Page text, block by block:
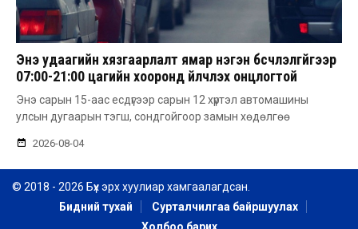
Энэ удаагийн хязгаарлалт ямар нэгэн бүсчлэлгүйгээр
07:00-21:00 цагийн хооронд үйлчлэх онцлогтой
Энэ сарын 15-аас есдүгээр сарын 12 хүртэл автомашины
улсын дугаарын тэгш, сондгойгоор замын хөдөлгөө
2026-08-04
© 2018 - 2026 Бүх эрх хуулиар хамгаалагдсан.
Бидний тухай
Сурталчилгаа байршуулах
Холбоо барих